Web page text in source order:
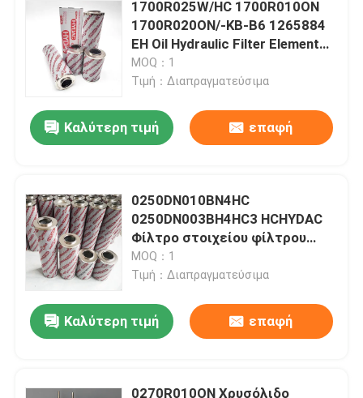
1700R025W/HC 1700R010ON
1700R020ON/-KB-B6 1265884
EH Oil Hydraulic Filter Element
Στοιχείο φίλτρου υδραυλικού
λαδιού με επιτρεπόμενη
MOQ：1
Τιμή：Διαπραγματεύσιμα
Καλύτερη τιμή επαφή
0250DN010BN4HC
0250DN003BH4HC3 HCHYDAC
Φίλτρο στοιχείου φίλτρου
υδραυλικού λαδιού
Επιτρεπόμενη διαφορά πίεσης
υγρών
MOQ：1
Τιμή：Διαπραγματεύσιμα
Καλύτερη τιμή επαφή
0270R010ON Χρυσόλιδο